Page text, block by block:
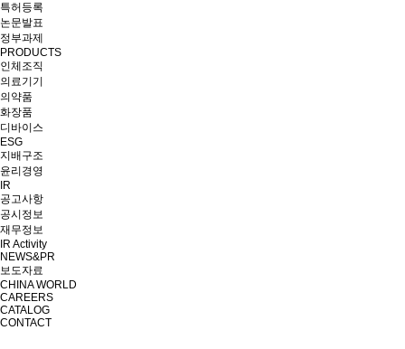
특허등록
논문발표
정부과제
PRODUCTS
인체조직
의료기기
의약품
화장품
디바이스
ESG
지배구조
윤리경영
IR
공고사항
공시정보
재무정보
IR Activity
NEWS&PR
보도자료
CHINA WORLD
CAREERS
CATALOG
CONTACT